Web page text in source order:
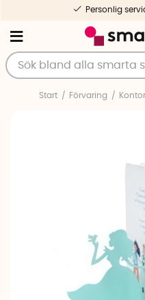
Personlig
Start Förvaring